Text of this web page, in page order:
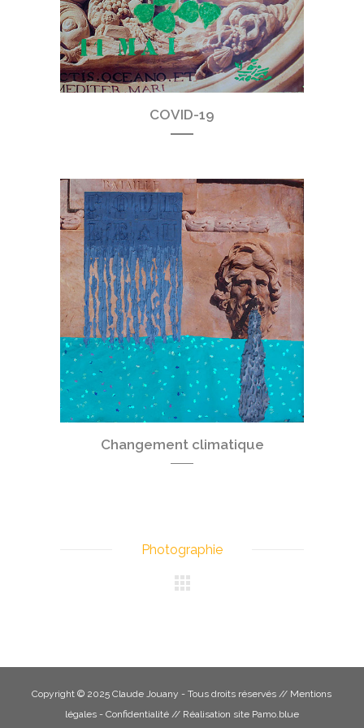
COVID-19
Changement climatique
Photographie
Copyright © 2025 Claude Jouany - Tous droits réservés // Mentions
légales - Confidentialité// Réalisation site Pamo.blue